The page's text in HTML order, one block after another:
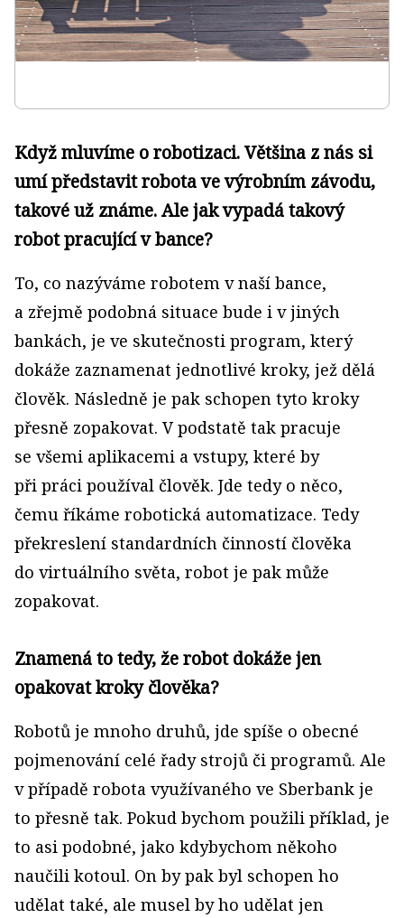
Když mluvíme o robotizaci. Většina z nás si
umí představit robota ve výrobním závodu,
takové už známe. Ale jak vypadá takový
robot pracující v bance?
To, co nazýváme robotem v naší bance,
a zřejmě podobná situace bude i v jiných
bankách, je ve skutečnosti program, který
dokáže zaznamenat jednotlivé kroky, jež dělá
člověk. Následně je pak schopen tyto kroky
přesně zopakovat. V podstatě tak pracuje
se všemi aplikacemi a vstupy, které by
při práci používal člověk. Jde tedy o něco,
čemu říkáme robotická automatizace. Tedy
překreslení standardních činností člověka
do virtuálního světa, robot je pak může
zopakovat.
Znamená to tedy, že robot dokáže jen
opakovat kroky člověka?
Robotů je mnoho druhů, jde spíše o obecné
pojmenování celé řady strojů či programů. Ale
v případě robota využívaného ve Sberbank je
to přesně tak. Pokud bychom použili příklad, je
to asi podobné, jako kdybychom někoho
naučili kotoul. On by pak byl schopen ho
udělat také, ale musel by ho udělat jen